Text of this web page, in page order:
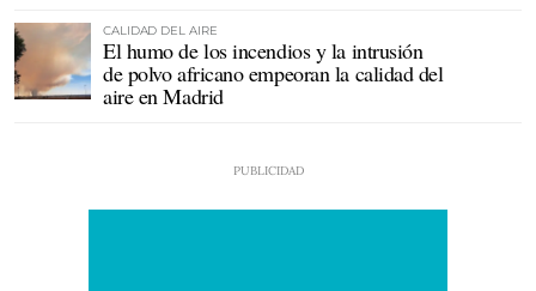
CALIDAD DEL AIRE
El humo de los incendios y la intrusión
de polvo africano empeoran la calidad del
aire en Madrid